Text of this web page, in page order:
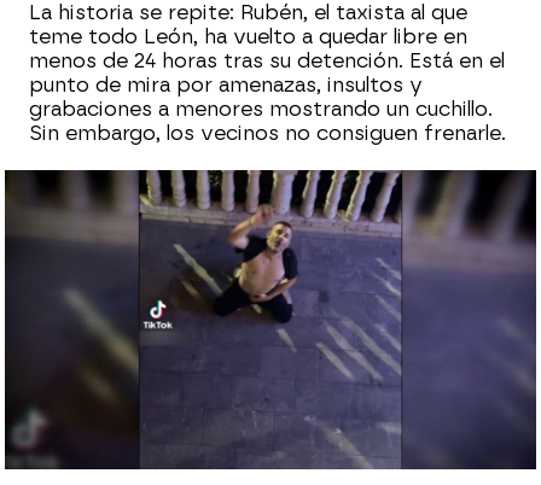
La historia se repite: Rubén, el taxista al que
teme todo León, ha vuelto a quedar libre en
menos de 24 horas tras su detención. Está en el
punto de mira por amenazas, insultos y
grabaciones a menores mostrando un cuchillo.
Sin embargo, los vecinos no consiguen frenarle.
Sara Sanz Navarro
Publicado:11 de septiembre de 2024, 18:23
Flipboard